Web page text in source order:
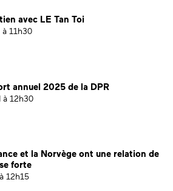
avec LE Tan Toi
à 11h30
annuel 2025 de la DPR
à 12h30
et la Norvège ont une relation de
forte
12h15